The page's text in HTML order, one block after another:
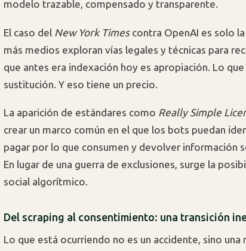
modelo trazable, compensado y transparente.
El caso del New York Timescontra OpenAI es solo
más medios exploran vías legales y técnicas para
que antes era indexación hoy es apropiación. Lo
sustitución. Y eso tiene un precio.
La aparición de estándares como Really Simple
crear un marco común en el que los bots puedan
pagar por lo que consumen y devolver información
En lugar de una guerra de exclusiones, surge la
social algorítmico.
Del scraping al consentimiento: una transición
Lo que está ocurriendo no es un accidente, sino